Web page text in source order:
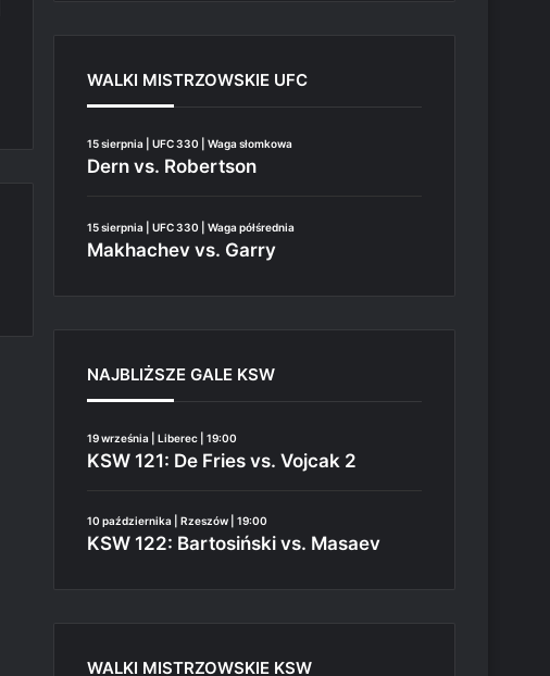
WALKI MISTRZOWSKIE UFC
15 sierpnia | UFC 330 | Waga słomkowa
Dern vs. Robertson
15 sierpnia | UFC 330 | Waga półśrednia
Makhachev vs. Garry
NAJBLIŻSZE GALE KSW
19 września | Liberec | 19:00
KSW 121: De Fries vs. Vojcak 2
10 października | Rzeszów | 19:00
KSW 122: Bartosiński vs. Masaev
WALKI MISTRZOWSKIE KSW